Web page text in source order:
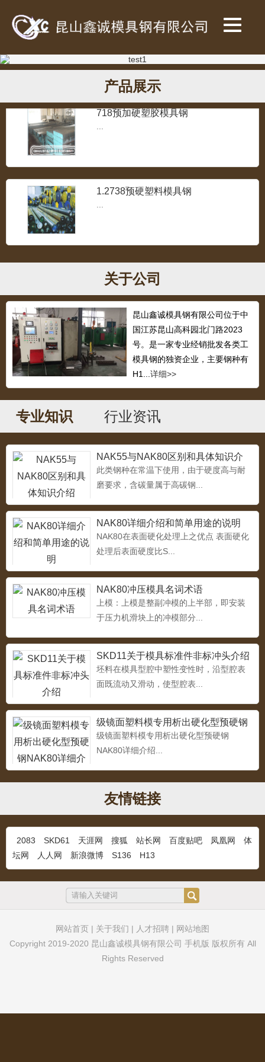
产品展示
SKH-9高速钢
718预加硬塑胶模具钢
1.2738预硬塑料模具钢
718H
...
1.2311塑胶模具钢
4Cr13
...
5CrMnMo热作模具钢
...
热作模具钢4Cr3Mo2NiVNbB（HD）
...
冷作模具钢YC53
...
M333奥地利百禄
...
关于公司
昆山鑫诚模具钢有限公司位于中
国江苏昆山高科园北门路2023
号。是一家专业经销批发各类工
模具钢的独资企业，主要钢种有
H1...详细>>
专业知识 行业资讯
NAK55与NAK80区别和具体知识介
绍
此类钢种在常温下使用，由于硬度高与耐
磨要求，含碳量属于高碳钢...
NAK80详细介绍和简单用途的说明
NAK80在表面硬化处理上之优点 表面硬化
处理后表面硬度比S...
NAK80冲压模具名词术语
上模：上模是整副冲模的上半部，即安装
于压力机滑块上的冲模部分...
SKD11关于模具标准件非标冲头介绍
坯料在模具型腔中塑性变性时，沿型腔表
面既流动又滑动，使型腔表...
级镜面塑料模专用析出硬化型预硬钢
NAK80详细介绍
级镜面塑料模专用析出硬化型预硬钢
NAK80详细介绍...
友情链接
2083 SKD61 天涯网 搜狐 站长网 百度贴吧 凤凰网
体
坛网
人人网 新浪微博 S136 H13
网站首页 | 关于我们 | 人才招聘 | 网站地图
Copyright 2019-2020 昆山鑫诚模具钢有限公司 手机版 版权所有 All
Rights Reserved